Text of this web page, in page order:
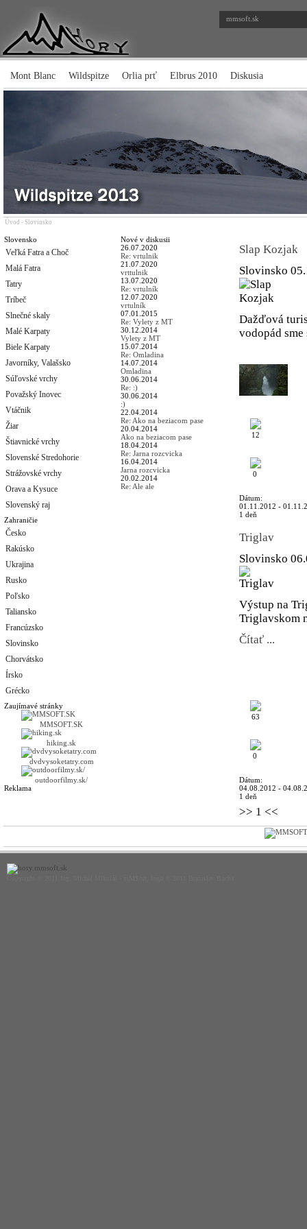
mmsoft.sk
Mont Blanc Wildspitze Orlia prť Elbrus 2010 Diskusia
Úvod - Slovinsko
Slovensko
Veľká Fatra a Choč
Malá Fatra
Tatry
Tríbeč
Slnečné skaly
Malé Karpaty
Biele Karpaty
Javorníky, Valašsko
Súľovské vrchy
Považský Inovec
Vtáčnik
Žiar
Štiavnické vrchy
Slovenské Stredohorie
Strážovské vrchy
Orava a Kysuce
Slovenský raj
Zahraničie
Česko
Rakúsko
Ukrajina
Rusko
Poľsko
Taliansko
Francúzsko
Slovinsko
Chorvátsko
Írsko
Grécko
Zaujímavé stránky
MMSOFT.SK
hiking.sk
dvdvysoketatry.com
outdoorfilmy.sk/
Reklama
Nové v diskusii
26.07.2020
Re: vrtulnik
21.07.2020
vrttulnik
13.07.2020
Re: vrtulník
12.07.2020
vrtulník
07.01.2015
Re: Vylety z MT
30.12.2014
Vylety z MT
15.07.2014
Re: Omladina
14.07.2014
Omladina
30.06.2014
Re: :)
30.06.2014
:)
22.04.2014
Re: Ako na beziacom pase
20.04.2014
Ako na beziacom pase
18.04.2014
Re: Jarna rozcvicka
16.04.2014
Jarna rozcvicka
20.02.2014
Re: Ale ale
Slap Kozjak
Slovinsko
Dažďová
vodopád
12
0
Dátum:
01.11.2012 -
1 deň
Triglav
Slovinsko
Výstup na
Triglavskom
Čítať ...
63
0
Dátum:
04.08.2012 -
1 deň
>> 1 <<